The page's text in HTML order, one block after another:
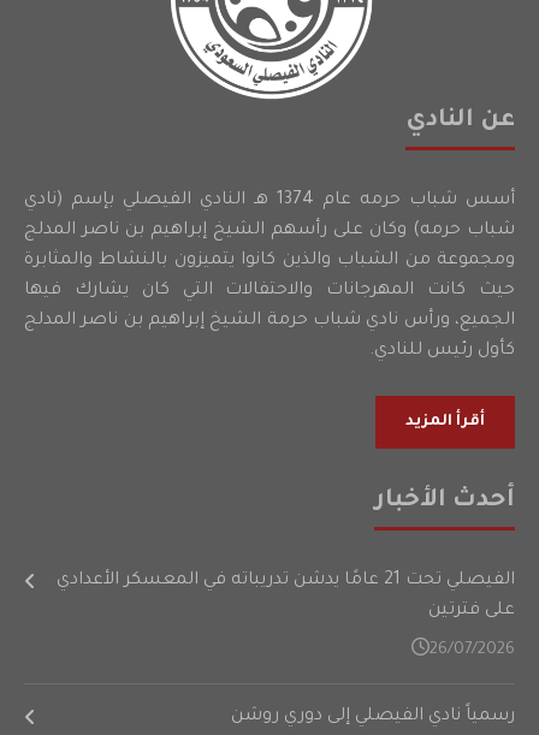
عن النادي
أسس شباب حرمه عام 1374 هـ النادي الفيصلي بإسم (نادي
شباب حرمه) وكان على رأسهم الشيخ إبراهيم بن ناصر المدلج
ومجموعة من الشباب والذين كانوا يتميزون بالنشاط والمثابرة
حيث كانت المهرجانات والاحتفالات التي كان يشارك فيها
الجميع، ورأس نادي شباب حرمة الشيخ إبراهيم بن ناصر المدلج
كأول رئيس للنادي.
أقرأ المزيد
أحدث الأخبار
الفيصلي تحت 21 عامًا يدشن تدريباته في المعسكر الأعدادي
على فترتين
26/07/2026
رسمياً نادي الفيصلي إلى دوري روشن